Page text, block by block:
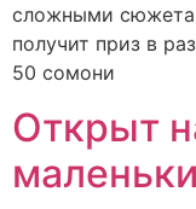
сложными
получит приз в
50 сомони
Открыт